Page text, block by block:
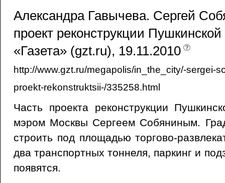
Александра Гавычева. Сергей
проект реконструкции
«Газета» (gzt.ru), 19.11.2010
http://www.gzt.ru/megapolis/in_the_city/-sergei-
proekt-rekonstruktsii-/335258.html
Часть проекта реконструкции
мэром Москвы Сергеем Собяниным.
строить под площадью торгово-
два транспортных тоннеля, паркинг и
появятся.